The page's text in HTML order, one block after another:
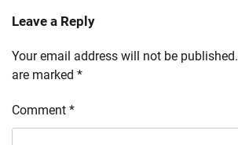
Leave a Reply
Your email address will not be published.
are marked *
Comment *